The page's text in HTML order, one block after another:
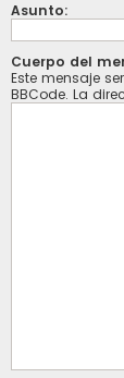
Asunto:
Cuerpo del
Este mensaje
BBCode. La